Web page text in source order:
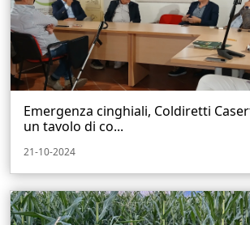
Emergenza cinghiali, Coldiretti
un tavolo di co...
21-10-2024